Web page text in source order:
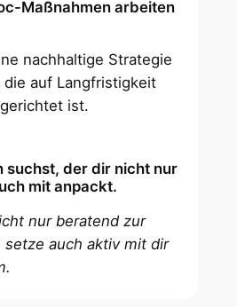
Maßnahmen arbeiten
nachhaltige Strategie
auf Langfristigkeit
ist.
suchst, der dir nicht nur
mit anpackt.
nur beratend zur
setze auch aktiv mit dir